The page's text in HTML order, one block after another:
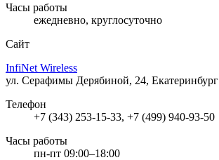
Часы работы
ежедневно, круглосуточно
Сайт
InfiNet Wireless
ул. Серафимы Дерябиной, 24, Екатеринбург
Телефон
+7 (343) 253-15-33, +7 (499) 940-93-50
Часы работы
пн-пт 09:00–18:00